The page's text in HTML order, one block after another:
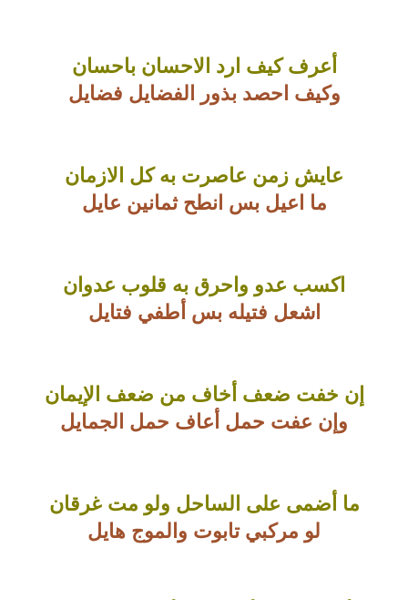
أعرف كيف ارد الاحسان باحسان
وكيف احصد بذور الفضايل فضايل
عايش زمن عاصرت به كل الازمان
ما اعيل بس انطح ثمانين عايل
اكسب عدو واحرق به قلوب عدوان
اشعل فتيله بس أطفي فتايل
إن خفت ضعف أخاف من ضعف الإيمان
وإن عفت حمل أعاف حمل الجمايل
ما أضمى على الساحل ولو مت غرقان
لو مركبي تابوت والموج هايل